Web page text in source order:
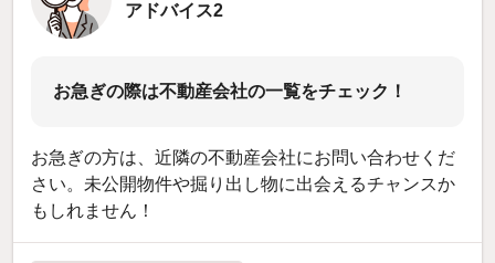
アドバイス2
お急ぎの際は不動産会社の一覧をチェック！
お急ぎの方は、近隣の不動産会社にお問い合わせくだ
さい。未公開物件や掘り出し物に出会えるチャンスか
もしれません！